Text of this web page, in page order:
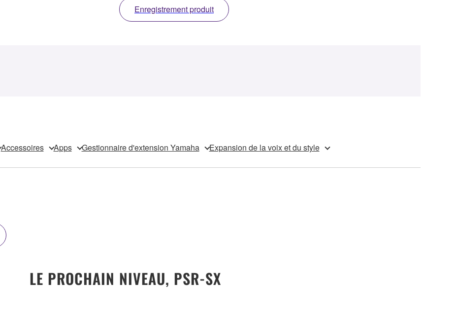
Enregistrement produit
Accessoires Apps Gestionnaire d'extension Yamaha Expansion de la voix et du style
LE PROCHAIN NIVEAU, PSR-SX